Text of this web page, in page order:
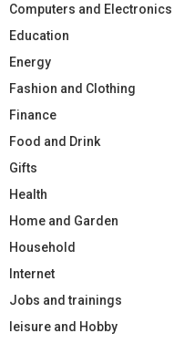
Computers and Electronics
Education
Energy
Fashion and Clothing
Finance
Food and Drink
Gifts
Health
Home and Garden
Household
Internet
Jobs and trainings
leisure and Hobby